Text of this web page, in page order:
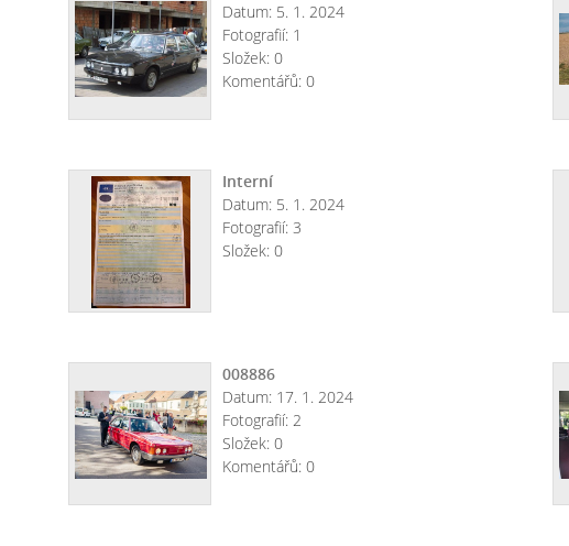
Datum: 5. 1. 2024
Fotografií: 1
Složek: 0
Komentářů: 0
Interní
Datum: 5. 1. 2024
Fotografií: 3
Složek: 0
008886
Datum: 17. 1. 2024
Fotografií: 2
Složek: 0
Komentářů: 0